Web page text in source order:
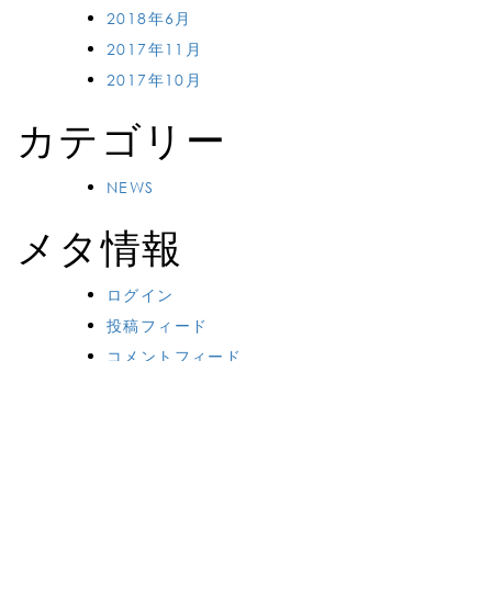
2018年6月
2017年11月
2017年10月
カテゴリー
NEWS
メタ情報
ログイン
投稿フィード
コメントフィード